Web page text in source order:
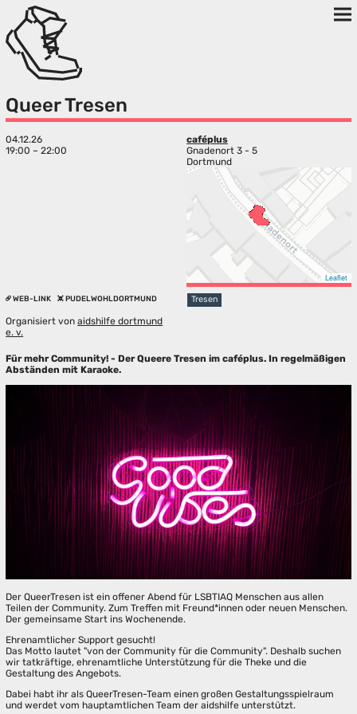
Queer Tresen
04.12.26
19:00 – 22:00
caféplus
Gnadenort 3 - 5
Dortmund
Leaflet
WEB-LINK PUDELWOHLDORTMUND Tresen
Organisiert vonaidshilfe dortmund
e. v.
Für mehr Community! - Der Queere Tresen im caféplus. In regelmäßigen
Abständen mit Karaoke.
Der QueerTresen ist ein offener Abend für LSBTIAQ Menschen aus allen
Teilen der Community. Zum Treffen mit Freund*innen oder neuen Menschen.
Der gemeinsame Start ins Wochenende.
Ehrenamtlicher Support gesucht!
Das Motto lautet "von der Community für die Community". Deshalb suchen
wir tatkräftige, ehrenamtliche Unterstützung für die Theke und die
Gestaltung des Angebots.
Dabei habt ihr als QueerTresen-Team einen großen Gestaltungsspielraum
und werdet vom hauptamtlichen Team der aidshilfe unterstützt.